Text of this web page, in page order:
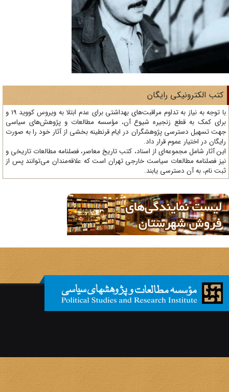
الکترونیکی رایگان
با توجه به نیاز به تداوم مراقبت‌های بهداشتی برای عدم ابتلا به ویروس کووید 19 و
کمک به قطع زنجیره شیوع آن، مؤسسه مطالعات و پژوهش‌های سیاسی
تسهیل دسترسی پژوهشگران در ایام قرنطینه بخشی از آثار خود را به صورت
در اختیار عموم قرار داد.
آثار شامل مجموعه‌ای از اسناد، کتب تاریخ معاصر، فصلنامه‌ مطالعات تاریخی و
فصلنامه مطالعات سیاست خارجی تهران است که علاقه‌مندان می‌توانند پس از
نام، به آن دسترسی یابند.